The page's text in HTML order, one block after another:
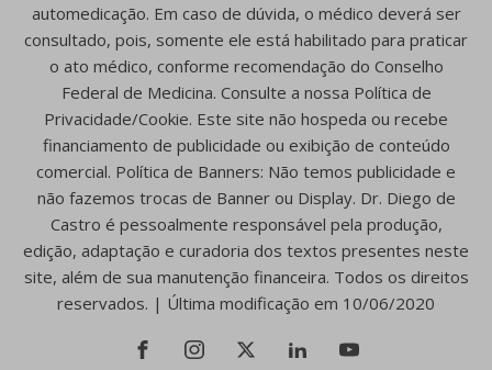
automedicação. Em caso de dúvida, o médico deverá ser
consultado, pois, somente ele está habilitado para praticar
o ato médico, conforme recomendação do Conselho
Federal de Medicina. Consulte a nossa Política de
Privacidade/Cookie. Este site não hospeda ou recebe
financiamento de publicidade ou exibição de conteúdo
comercial. Política de Banners: Não temos publicidade e
não fazemos trocas de Banner ou Display. Dr. Diego de
Castro é pessoalmente responsável pela produção,
edição, adaptação e curadoria dos textos presentes neste
site, além de sua manutenção financeira. Todos os direitos
reservados. | Última modificação em 10/06/2020